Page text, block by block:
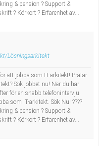
& pension ? Support &
? Körkort ? Erfarenhet av...
Lösningsarkitekt
att jobba som IT-arkitekt! Pratar
Sök jobbet nu! När du har
för en snabb telefonintervju.
som IT-arkitekt. Sök Nu! ????
& pension ? Support &
? Körkort ? Erfarenhet av...